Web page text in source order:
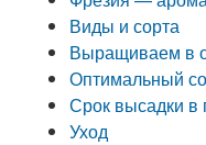
Виды и сорта
Выращиваем в
Оптимальный
Срок высадки в
Уход